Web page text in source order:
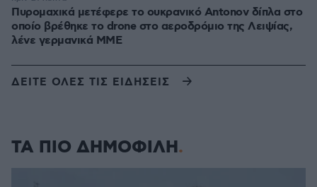
Πυρομαχικά μετέφερε το ουκρανικό Antonov δίπλα στο
οποίο βρέθηκε το drone στο αεροδρόμιο της Λειψίας,
λένε γερμανικά ΜΜΕ
ΔΕΙΤΕ ΟΛΕΣ ΤΙΣ ΕΙΔΗΣΕΙΣ
ΤΑ ΠΙΟ ΔΗΜΟΦΙΛΗ